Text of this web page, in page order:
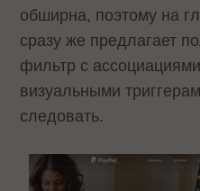
обширна, поэтому на
сразу же предлагает
фильтр с
визуальными
следовать.